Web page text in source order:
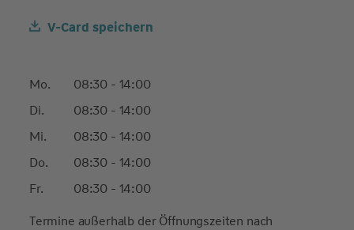
V-Card speichern
Mo.
08:30 - 14:00
Di.
08:30 - 14:00
Mi.
08:30 - 14:00
Do.
08:30 - 14:00
Fr.
08:30 - 14:00
Termine außerhalb der Öffnungszeiten nach